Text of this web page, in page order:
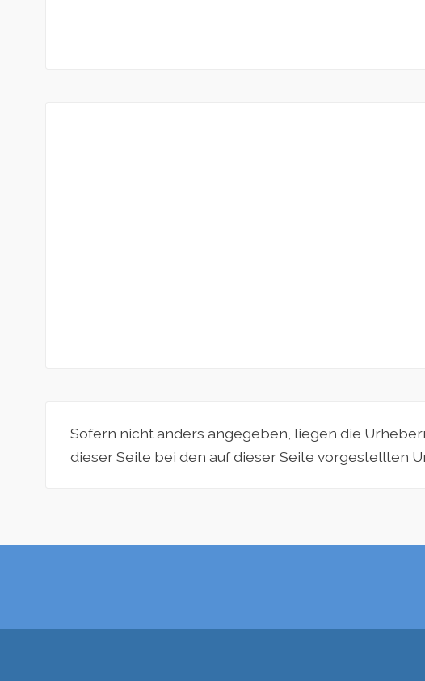
Sofern nicht anders angegeben, liegen die
dieser Seite bei den auf dieser Seite vorgestellten